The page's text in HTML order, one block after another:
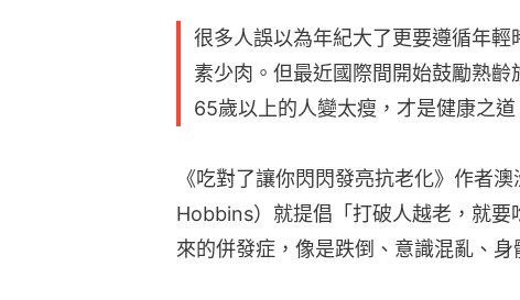
很多人誤以為年紀大了更要遵循年
素少肉。但最近國際間開始鼓勵熟
65歲以上的人變太瘦，才是健康之道
《吃對了讓你閃閃發亮抗老化》作者
Hobbins）就提倡「打破人越老，就
來的併發症，像是跌倒、意識混亂、